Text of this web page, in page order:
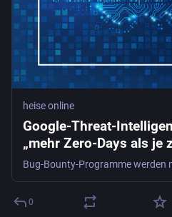
heise online
Google-Threat-
„mehr Zero-Days als je
0